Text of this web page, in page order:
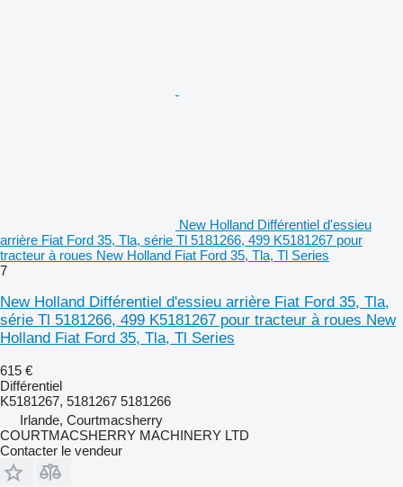
New Holland Différentiel d'essieu
arrière Fiat Ford 35, Tla, série Tl 5181266, 499 K5181267 pour
tracteur à roues New Holland Fiat Ford 35, Tla, Tl Series
7
New Holland Différentiel d'essieu arrière Fiat Ford 35, Tla,
série Tl 5181266, 499 K5181267 pour tracteur à roues New
Holland Fiat Ford 35, Tla, Tl Series
615 €
Différentiel
K5181267, 5181267 5181266
Irlande, Courtmacsherry
COURTMACSHERRY MACHINERY LTD
Contacter le vendeur